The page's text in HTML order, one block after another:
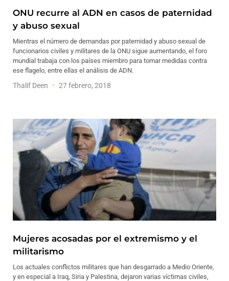
ONU recurre al ADN en casos de paternidad
y abuso sexual
Mientras el número de demandas por paternidad y abuso sexual de
funcionarios civiles y militares de la ONU sigue aumentando, el foro
mundial trabaja con los países miembro para tomar medidas contra
ese flagelo, entre ellas el análisis de ADN.
Thalif Deen 27 febrero, 2018
Mujeres acosadas por el extremismo y el
militarismo
Los actuales conflictos militares que han desgarrado a Medio Oriente,
y en especial a Iraq, Siria y Palestina, dejaron varias víctimas civiles,